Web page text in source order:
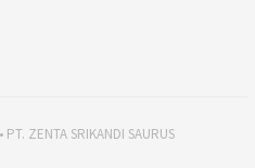
ZENTA SRIKANDI SAURUS